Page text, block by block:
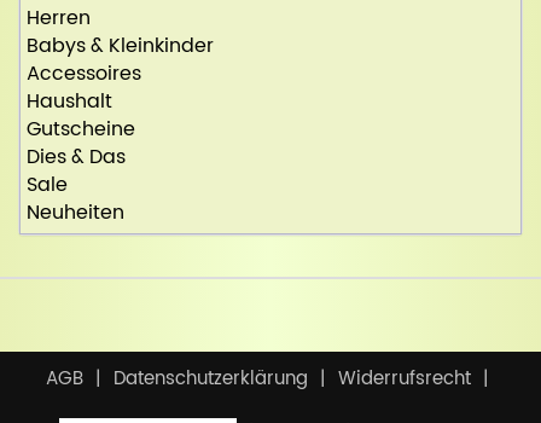
Herren
Babys & Kleinkinder
Accessoires
Haushalt
Gutscheine
Dies & Das
Sale
Neuheiten
AGB Datenschutzerklärung
Widerrufsrecht